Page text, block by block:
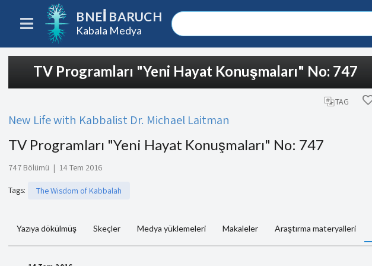
BNEI BARUCH
Kabala Medya
TV Programları "Yeni Hayat Konuşmaları" No: 747
TAG
New Life with Kabbalist Dr. Michael Laitman
TV Programları "Yeni Hayat Konuşmaları" No: 747
747 Bölümü | 14 Tem 2016
Tags: The Wisdom of Kabbalah
Yazıya dökülmüş Skeçler Medya yüklemeleri Makaleler Araştırma materyalleri